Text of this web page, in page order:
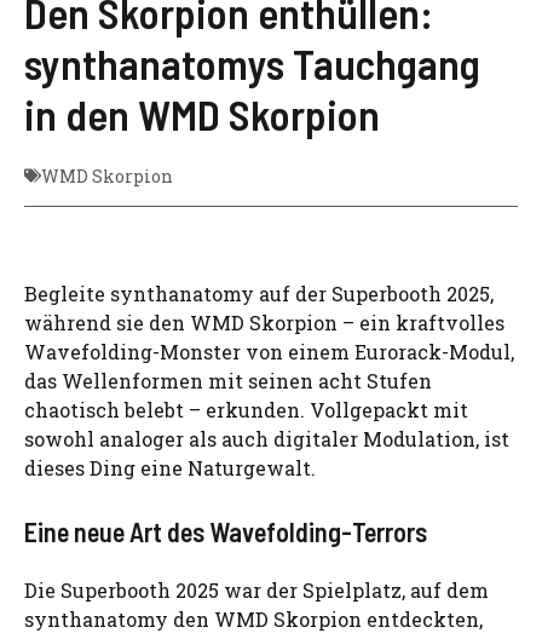
Den Skorpion enthüllen:
synthanatomys Tauchgang
in den WMD Skorpion
WMD Skorpion
Begleite synthanatomy auf der Superbooth 2025,
während sie den WMD Skorpion – ein kraftvolles
Wavefolding-Monster von einem Eurorack-Modul,
das Wellenformen mit seinen acht Stufen
chaotisch belebt – erkunden. Vollgepackt mit
sowohl analoger als auch digitaler Modulation, ist
dieses Ding eine Naturgewalt.
Eine neue Art des Wavefolding-Terrors
Die Superbooth 2025 war der Spielplatz, auf dem
synthanatomy den WMD Skorpion entdeckten,